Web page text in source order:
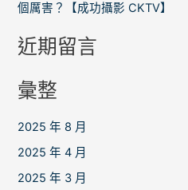
個厲害？【成功攝影 CKTV】
近期留言
彙整
2025 年 8 月
2025 年 4 月
2025 年 3 月